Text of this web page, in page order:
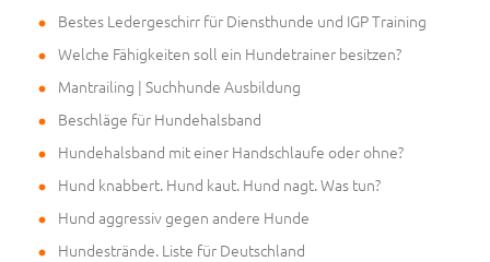
Bestes Ledergeschirr für Diensthunde und IGP Training
Welche Fähigkeiten soll ein Hundetrainer besitzen?
Mantrailing | Suchhunde Ausbildung
Beschläge für Hundehalsband
Hundehalsband mit einer Handschlaufe oder ohne?
Hund knabbert. Hund kaut. Hund nagt. Was tun?
Hund aggressiv gegen andere Hunde
Hundestrände. Liste für Deutschland